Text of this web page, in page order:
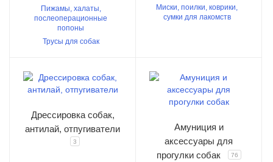
Пижамы, халаты,
послеоперационные
попоны
Трусы для собак
Миски, поилки, коврики,
сумки для лакомств
Дрессировка собак,
антилай, отпугиватели
3
Амуниция и
аксессуары для
прогулки собак
76